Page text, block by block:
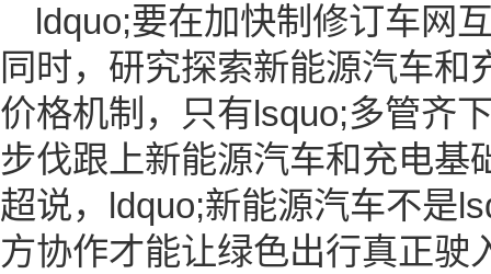
ldquo;要在加快制修订车网
同时，研究探索新能源汽车和
价格机制，只有lsquo;多管齐
步伐跟上新能源汽车和充电基
超说，ldquo;新能源汽车不是
方协作才能让绿色出行真正驶